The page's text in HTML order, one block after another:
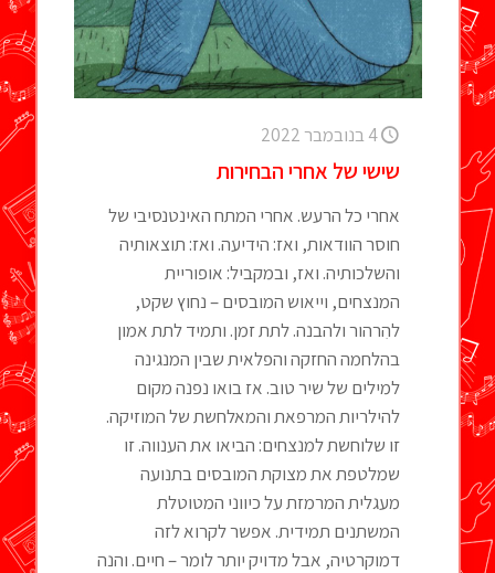
4 בנובמבר 2022
שישי של אחרי הבחירות
אחרי כל הרעש. אחרי המתח האינטנסיבי של
חוסר הוודאות, ואז: הידיעה. ואז: תוצאותיה
והשלכותיה. ואז, ובמקביל: אופוריית
המנצחים, וייאוש המובסים – נחוץ שקט,
להִרהור ולהבנה. לתת זמן. ותמיד לתת אמון
בהלחמה החזקה והפלאית שבין המנגינה
למילים של שיר טוב. אז בואו נפנה מקום
להילריות המרפאת והמאלחשת של המוזיקה.
זו שלוחשת למנצחים: הביאו את הענווה. זו
שמלטפת את מצוקת המובסים בתנועה
מעגלית המרמזת על כיווני המטוטלת
המשתנים תמידית. אפשר לקרוא לזה
דמוקרטיה, אבל מדויק יותר לומר – חיים. והנה